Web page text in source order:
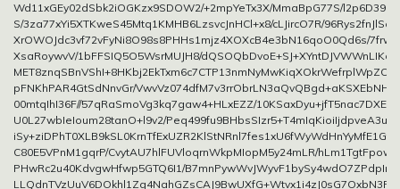
Wd11xGEy02dSbk2iOGKzx9SDOW2/+2mpYeTx3X/MmaBpG77S/
S/3za77xYi5XTKweS45Mtq1KMHB6LzsvcJnHCl+x8/cLJircO7R/
XrOWOJdc3vf72vFyNi8O98s8PHHs1mjz4XOXcB4e3bN16qoO0Qd6s/
XsaRoywvV/1bFFSIQ5O5WsrMUJH8/
pFNKhPAR4GtSdNnvGr/
00mtqIhI36F//57qRaSmoVg3kq7gaw4+HLxEZZ/
U0L27wbIeIoum28tanO+l9v2/
iSy+ziDPhT0XLB9kSL0KrnTfExUZR2KlStNRnl7fes1xU6fWyWdHnYyMfE1Gf/
C80E5VPnM1gqrP/CvytAU7hlFUVloqrnWkpMIopM5y24mLR/
PHwRc2u40KdvgwHfwp5GTQ6I1/